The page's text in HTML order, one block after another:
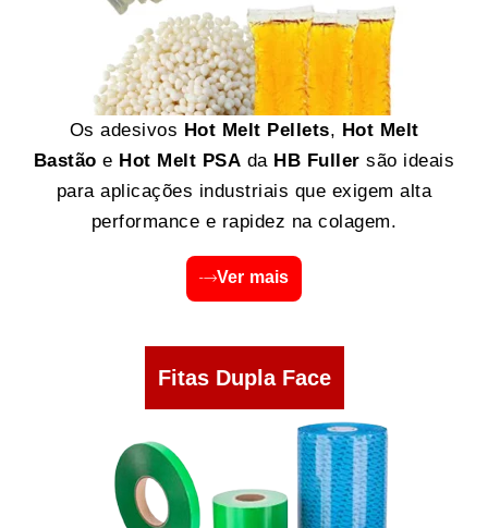
Os adesivos Hot Melt Pellets, Hot Melt
Bastão e Hot Melt PSA da HB Fuller são ideais
para aplicações industriais que exigem alta
performance e rapidez na colagem.
Ver mais
Fitas Dupla Face